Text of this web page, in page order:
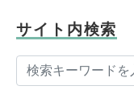
サイト内検索